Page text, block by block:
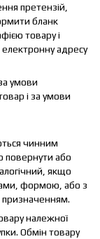
претензій,
бланк
товару і
електронну адресу
умови
і за умови
чинним
повернути або
якщо
формою, або з
належної
Обмін товару